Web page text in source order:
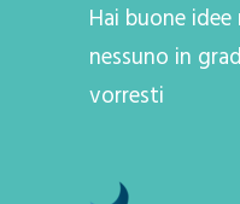
Hai buone
nessuno in
vorresti